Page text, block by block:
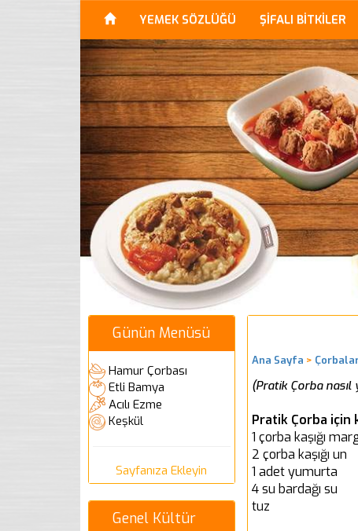
YEMEK SÖZLÜĞÜ ŞİFALI BİTKİLER
Ana Sayfa >
(Pratik Çorba nasıl
Pratik Çorba için
1 çorba kaşığı
2 çorba kaşığı un
1 adet yumurta
4 su bardağı su
tuz
Günün Menüsü
Hamur Çorbası
Etli Bamya
Acılı Ezme
Keşkül
Sayfanıza Ekleyin
Genel Kültür